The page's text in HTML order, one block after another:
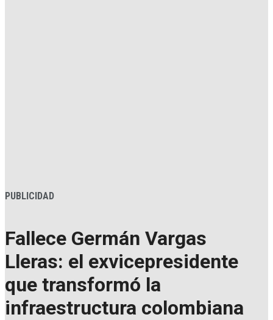
PUBLICIDAD
Fallece Germán Vargas
Lleras: el exvicepresidente
que transformó la
infraestructura colombiana